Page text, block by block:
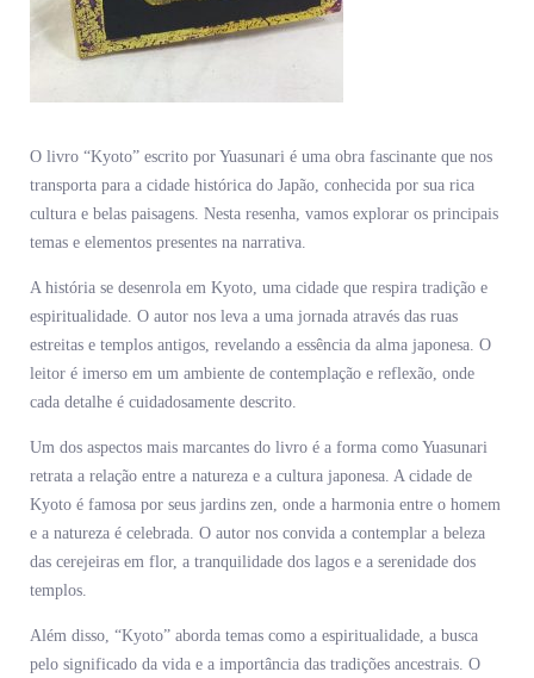
O livro “Kyoto” escrito por Yuasunari é uma obra fascinante que nos
transporta para a cidade histórica do Japão, conhecida por sua rica
cultura e belas paisagens. Nesta resenha, vamos explorar os principais
temas e elementos presentes na narrativa.
A história se desenrola em Kyoto, uma cidade que respira tradição e
espiritualidade. O autor nos leva a uma jornada através das ruas
estreitas e templos antigos, revelando a essência da alma japonesa. O
leitor é imerso em um ambiente de contemplação e reflexão, onde
cada detalhe é cuidadosamente descrito.
Um dos aspectos mais marcantes do livro é a forma como Yuasunari
retrata a relação entre a natureza e a cultura japonesa. A cidade de
Kyoto é famosa por seus jardins zen, onde a harmonia entre o homem
e a natureza é celebrada. O autor nos convida a contemplar a beleza
das cerejeiras em flor, a tranquilidade dos lagos e a serenidade dos
templos.
Além disso, “Kyoto” aborda temas como a espiritualidade, a busca
pelo significado da vida e a importância das tradições ancestrais. O